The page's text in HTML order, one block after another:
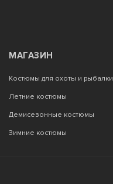
МАГАЗИН
Костюмы для охоты и рыбалки
Летние костюмы
Демисезонные костюмы
Зимние костюмы